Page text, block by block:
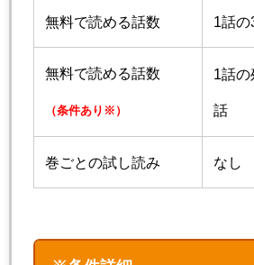
無料で読める話数 1話の
無料で読める話数
（条件あり※）
1話の
話
巻ごとの試し読み なし